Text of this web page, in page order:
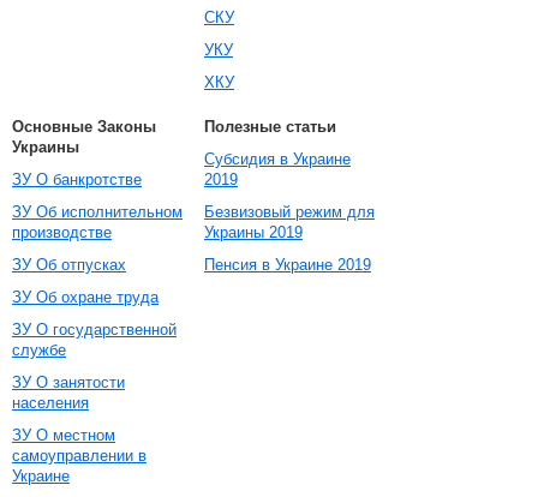
СКУ
УКУ
ХКУ
Основные Законы
Украины
ЗУ О банкротстве
ЗУ Об исполнительном
производстве
ЗУ Об отпусках
ЗУ Об охране труда
ЗУ О государственной
службе
ЗУ О занятости
населения
ЗУ О местном
самоуправлении в
Украине
Полезные статьи
Субсидия в Украине
2019
Безвизовый режим для
Украины 2019
Пенсия в Украине 2019